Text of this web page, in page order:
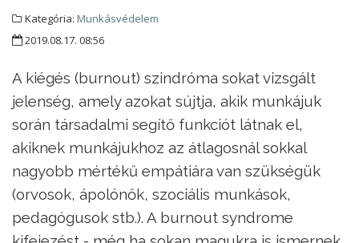
Kategória: Munkásvédelem
2019.08.17. 08:56
A kiégés (burnout) szindróma sokat vizsgált
jelenség, amely azokat sújtja, akik munkájuk
során társadalmi segítő funkciót látnak el,
akiknek munkájukhoz az átlagosnál sokkal
nagyobb mértékű empátiára van szükségük
(orvosok, ápolónők, szociális munkások,
pedagógusok stb.). A burnout syndrome